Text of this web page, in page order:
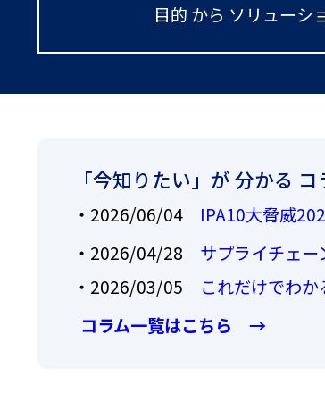
目的 から ソリューシ
「今知りたい」が 分かる
・2026/06/04 IPA10大脅威
・2026/04/28 サプライチェ
・2026/03/05
これだけでわ
コラム一覧はこちら →